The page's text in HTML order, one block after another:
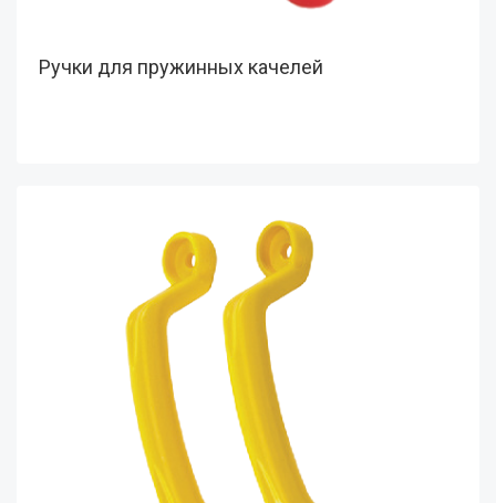
Ручки для пружинных качелей